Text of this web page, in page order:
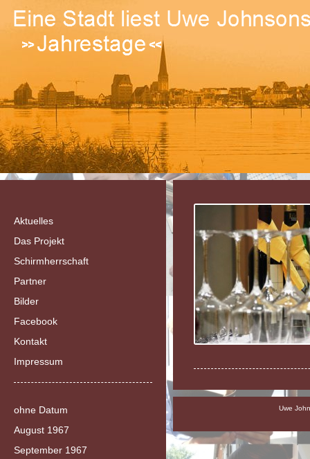
Aktuelles
Das Projekt
Schirmherrschaft
Partner
Bilder
Facebook
Kontakt
Impressum
ohne Datum
August 1967
September 1967
Uwe